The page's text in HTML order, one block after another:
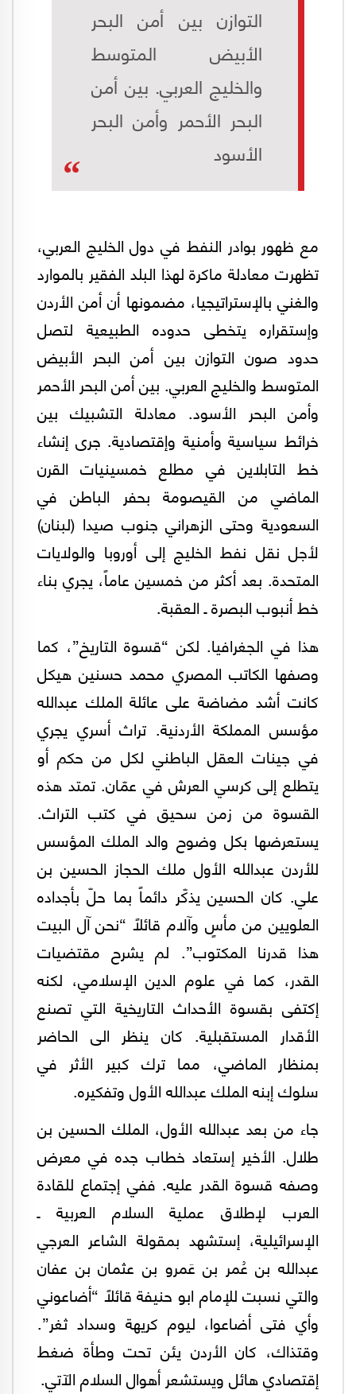
التوازن بين أمن البحر
الأبيض المتوسط
والخليج العربي. بين أمن
البحر الأحمر وأمن البحر
الأسود
مع ظهور بوادر النفط في دول الخليج العربي،
تظهرت معادلة ماكرة لهذا البلد الفقير بالموارد
والغني بالإستراتيجيا، مضمونها أن أمن الأردن
وإستقراره يتخطى حدوده الطبيعية لتصل
حدود صون التوازن بين أمن البحر الأبيض
المتوسط والخليج العربي. بين أمن البحر الأحمر
وأمن البحر الأسود. معادلة التشبيك بين
خرائط سياسية وأمنية وإقتصادية. جرى إنشاء
خط التابلاين في مطلع خمسينيات القرن
الماضي من القيصومة بحفر الباطن في
السعودية وحتى الزهراني جنوب صيدا (لبنان)
لأجل نقل نفط الخليج إلى أوروبا والولايات
المتحدة. بعد أكثر من خمسين عاماً، يجري بناء
خط أنبوب البصرة ـ العقبة.
هذا في الجغرافيا. لكن “قسوة التاريخ”، كما
وصفها الكاتب المصري محمد حسنين هيكل
كانت أشد مضاضة على عائلة الملك عبدالله
مؤسس المملكة الأردنية. تراث أسري يجري
في جينات العقل الباطني لكل من حكم أو
يتطلع إلى كرسي العرش في عمّان. تمتد هذه
القسوة من زمن سحيق في كتب التراث.
يستعرضها بكل وضوح والد الملك المؤسس
للأردن عبدالله الأول ملك الحجاز الحسين بن
علي. كان الحسين يذكّر دائماً بما حلّ بأجداده
العلويين من مأسٍ وآلام قائلاً “نحن آل البيت
هذا قدرنا المكتوب”. لم يشرح مقتضيات
القدر، كما في علوم الدين الإسلامي، لكنه
إكتفى بقسوة الأحداث التاريخية التي تصنع
الأقدار المستقبلية. كان ينظر الى الحاضر
بمنظار الماضي، مما ترك كبير الأثر في
سلوك إبنه الملك عبدالله الأول وتفكيره.
جاء من بعد عبدالله الأول، الملك الحسين بن
طلال. الأخير إستعاد خطاب جده في معرض
وصفه قسوة القدر عليه. ففي إجتماع للقادة
العرب لإطلاق عملية السلام العربية ـ
الإسرائيلية، إستشهد بمقولة الشاعر العرجي
عبدالله بن عُمر بن عَمرو بن عثمان بن عفان
والتي نسبت للإمام ابو حنيفة قائلاً “أضاعوني
وأي فتى أضاعوا، ليوم كريهة وسداد ثغر”.
وقتذاك، كان الأردن يئن تحت وطأة ضغط
إقتصادي هائل ويستشعر أهوال السلام الآتي.